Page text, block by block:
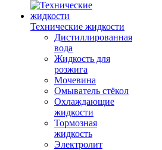
Технические жидкости
Дистиллированная
вода
Жидкость для
розжига
Мочевина
Омыватель стёкол
Охлаждающие
жидкости
Тормозная
жидкость
Электролит